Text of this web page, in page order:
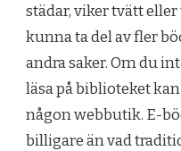
städar, viker tvätt
kunna ta del av fler
andra saker. Om du
läsa på biblioteket
någon webbutik. E-
billigare än vad